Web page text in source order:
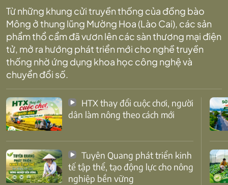
Từ những khung cửi truyền thống của đồng bào
Mông ở thung lũng Mường Hoa (Lào Cai), các sản
phẩm thổ cẩm đã vươn lên các sàn thương mại điện
tử, mở ra hướng phát triển mới cho nghề truyền
thống nhờ ứng dụng khoa học công nghệ và
chuyển đổi số.
dân làm nông theo cách mới
tế tập thể, tạo động lực cho nông
nghiệp bền vững